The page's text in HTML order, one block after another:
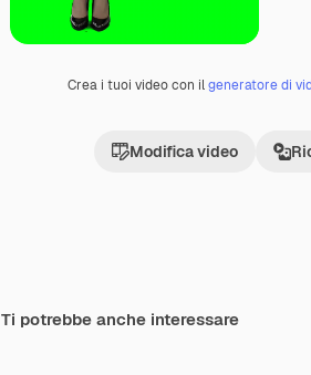
Crea i tuoi video con ilgeneratore di
Modifica video
Ti potrebbe anche interessare